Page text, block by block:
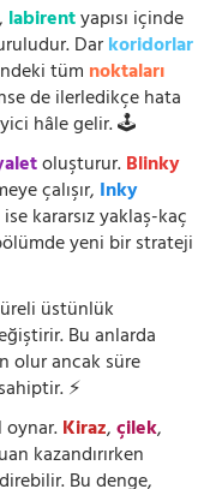
labirentyapısı içinde
Darkoridorlar
tüm noktaları
de ilerledikçe hata
hâle gelir. 🕹️
oluşturur.Blinky
çalışır,Inky
ise kararsız yaklaş-kaç
yeni bir strateji
üstünlük
Bu anlarda
olur ancak süre
⚡
Kiraz,çilek,
kazandırırken